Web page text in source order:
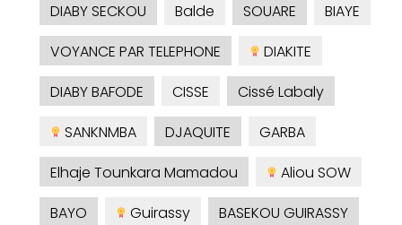
DIABY SECKOU
Balde SOUARE
BIAYE
VOYANCE PAR TELEPHONE
DIAKITE
DIABY BAFODE
CISSE
Cissé Labaly
SANKNMBA
DJAQUITE
GARBA
Elhaje Tounkara Mamadou
Aliou SOW
BAYO
Guirassy
BASEKOU GUIRASSY